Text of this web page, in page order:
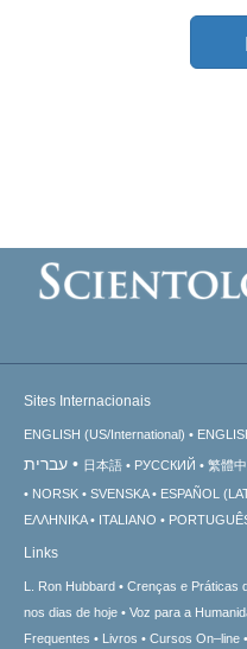
Sites Internacionais
ENGLISH (US/International)
עברית 日本語 РУССКИЙ 繁體
NORSK
SVENSKA ESPAÑOL
ΕΛΛΗΝΙΚA
ITALIANO
Links
L. Ron Hubbard Crenças e Práticas
nos dias de hoje
Voz para a
Frequentes
Livros Cursos On–line